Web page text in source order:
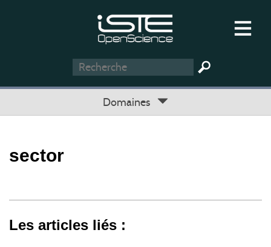
Domaines
sector
Les articles liés :